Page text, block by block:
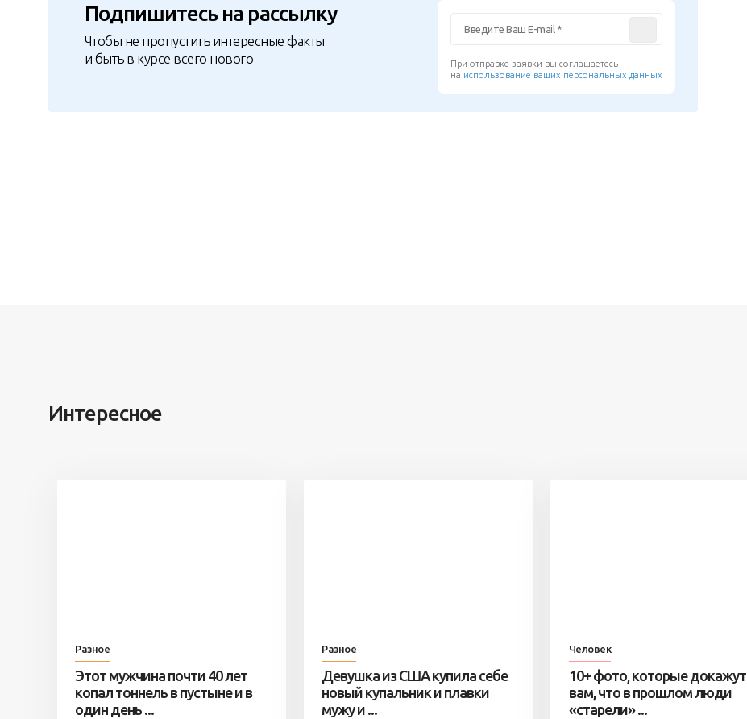
Подпишитесь на рассылку
Чтобы не пропустить интересные факты
и быть в курсе всего нового
При отправке заявки вы соглашаетесь
на использование ваших персональных данных
Интересное
Разное
Этот мужчина почти 40 лет
копал тоннель в пустыне и в
один день ...
Разное
Девушка из США купила себе
новый купальник и плавки
мужу и ...
Человек
10+ фото, которые докажут
вам, что в прошлом люди
«старели» ...